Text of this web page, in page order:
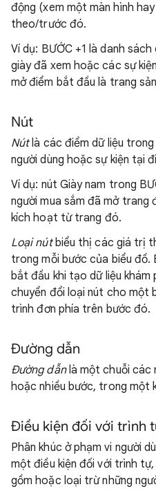
động (xem một màn hình
theo/trước đó.
Ví dụ: BƯỚC +1 là danh
giày đã xem hoặc các sự
mở điểm bắt đầu là trang
Nút
Nútlà các điểm dữ liệu
người dùng hoặc sự kiện tại
Ví dụ: nút Giày nam trong
người mua sắm đã mở trang
kích hoạt từ trang đó.
Loại nútbiểu thị các giá trị
trong mỗi bước của biểu
bắt đầu khi tạo dữ liệu
chuyển đổi loại nút cho một
trình đơn phía trên bước đó.
Đường dẫn
Đường dẫnlà một chuỗi các
hoặc nhiều bước, trong một
Điều kiện đối với trình
Phân khúc ở phạm vi người
một điều kiện đối với trình
gồm hoặc loại trừ những